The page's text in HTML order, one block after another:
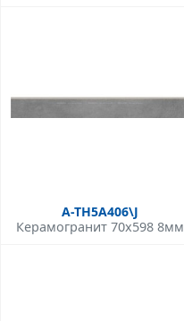
A-TH5A406\J
Керамогранит 70x598 8мм